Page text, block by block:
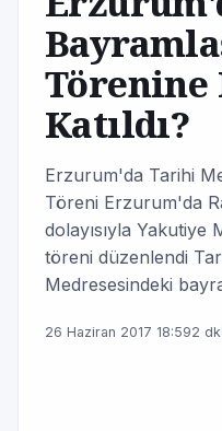
Katıldı?
Erzurum'da Tarihi
Töreni Erzurum'da
dolayısıyla Yakutiye
töreni düzenlendi
Medresesindeki
26 Haziran 2017 18:592 dk